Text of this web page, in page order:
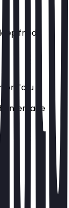
fried,
or Tofu